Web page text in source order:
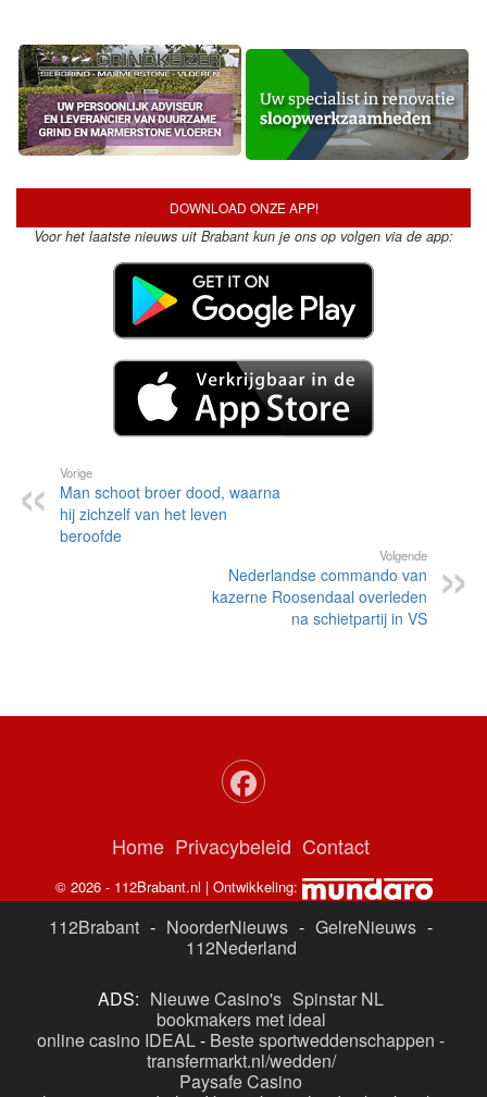
DOWNLOAD ONZE APP!
Voor het laatste nieuws uit Brabant kun je ons op volgen via de app:
Vorige
Man schoot broer dood, waarna
hij zichzelf van het leven
beroofde
Volgende
Nederlandse commando van
kazerne Roosendaal overleden
na schietpartij in VS
Home Privacybeleid Contact
© 2026 - 112Brabant.nl | Ontwikkeling:
112Brabant - NoorderNieuws - GelreNieuws -
112Nederland
ADS: Nieuwe Casino's Spinstar NL
bookmakers met ideal
online casino IDEAL- Beste sportweddenschappen -
transfermarkt.nl/wedden/
Paysafe Casino